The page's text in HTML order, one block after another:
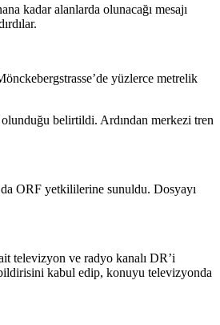
kadar alanlarda olunacağı mesajı
yüzlerce metrelik
belirtildi. Ardından merkezi tren
ORF yetkililerine sunuldu. Dosyayı
televizyon ve radyo kanalı DR’i
kabul edip, konuyu televizyonda